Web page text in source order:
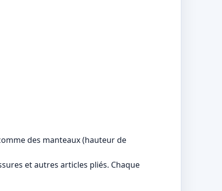
des manteaux (hauteur de
et autres articles pliés. Chaque